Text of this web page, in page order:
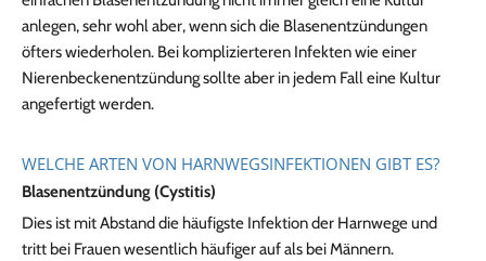
anlegen, sehr wohl aber, wenn sich die Blasenentzündungen
öfters wiederholen. Bei komplizierteren Infekten wie einer
Nierenbeckenentzündung sollte aber in jedem Fall eine Kultur
angefertigt werden.
WELCHE ARTEN VON HARNWEGSINFEKTIONEN GIBT ES?
Blasenentzündung (Cystitis)
Dies ist mit Abstand die häufigste Infektion der Harnwege und
tritt bei Frauen wesentlich häufiger auf als bei Männern.